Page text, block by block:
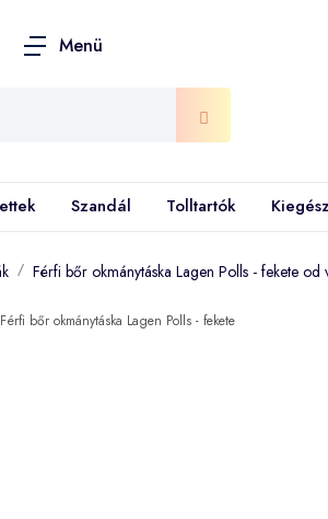
Menü
Szandál Tolltartók
Férfi bőr okmánytáska Lagen Polls - fekete od